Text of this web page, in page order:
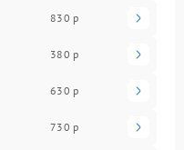
830 р
380 р
630 р
730 р